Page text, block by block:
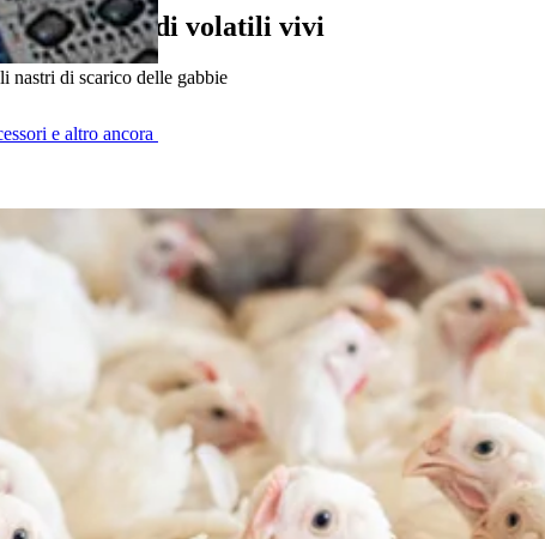
e altro ancora
affidabile di volatili vivi
nastri di scarico delle gabbie